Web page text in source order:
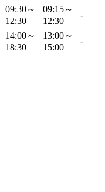
09:30～
12:30
09:15～
12:30
-
14:00～
18:30
13:00～
15:00
-